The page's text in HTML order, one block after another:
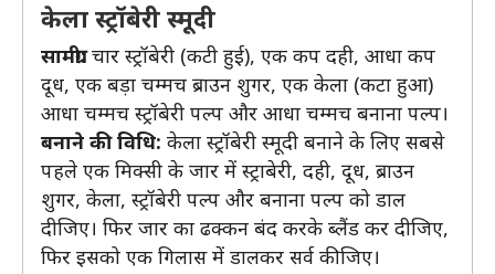
केला स्ट्रॉबेरी स्मूदी
सामग्री:चार स्ट्रॉबेरी (कटी हुई), एक कप दही, आधा कप
दूध, एक बड़ा चम्मच ब्राउन शुगर, एक केला (कटा हुआ)
आधा चम्मच स्ट्रॉबेरी पल्प और आधा चम्मच बनाना पल्प।
बनाने की विधि: केला स्ट्रॉबेरी स्मूदी बनाने के लिए सबसे
पहले एक मिक्सी के जार में स्ट्राबेरी, दही, दूध, ब्राउन
शुगर, केला, स्ट्रॉबेरी पल्प और बनाना पल्प को डाल
दीजिए। फिर जार का ढक्कन बंद करके ब्लैंड कर दीजिए,
फिर इसको एक गिलास में डालकर सर्व कीजिए।